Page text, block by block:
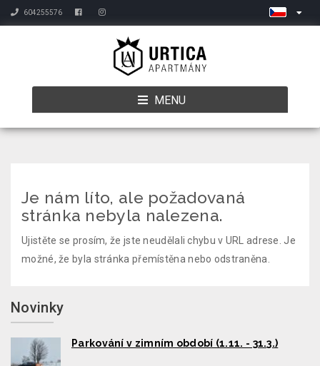
604255576
MENU
Je nám líto, ale požadovaná
stránka nebyla nalezena.
Ujistěte se prosím, že jste neudělali chybu v URL adrese. Je
možné, že byla stránka přemístěna nebo odstraněna.
Novinky
Parkování v zimním období (1.11. - 31.3.)